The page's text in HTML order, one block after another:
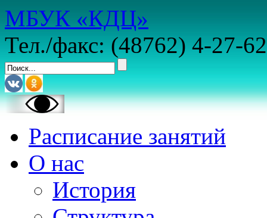
МБУК «КДЦ»
Тел./факс: (48762) 4-27-62
Расписание занятий
О нас
История